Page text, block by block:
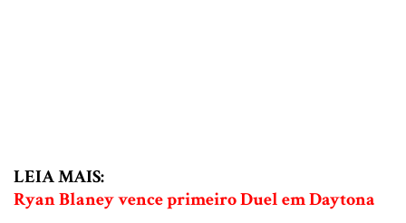
LEIA MAIS:
Ryan Blaney vence primeiro Duel em Daytona